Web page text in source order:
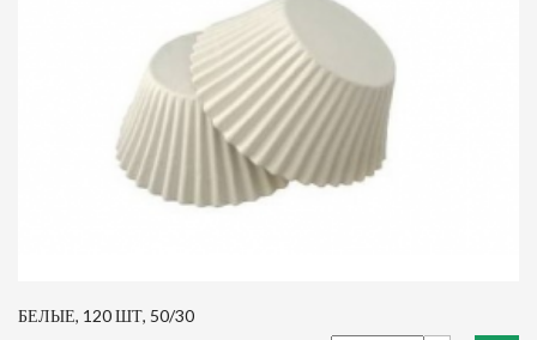
БЕЛЫЕ, 120 ШТ, 50/30